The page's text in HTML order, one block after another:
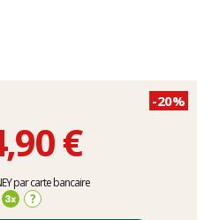
-20%
€
par carte bancaire
?